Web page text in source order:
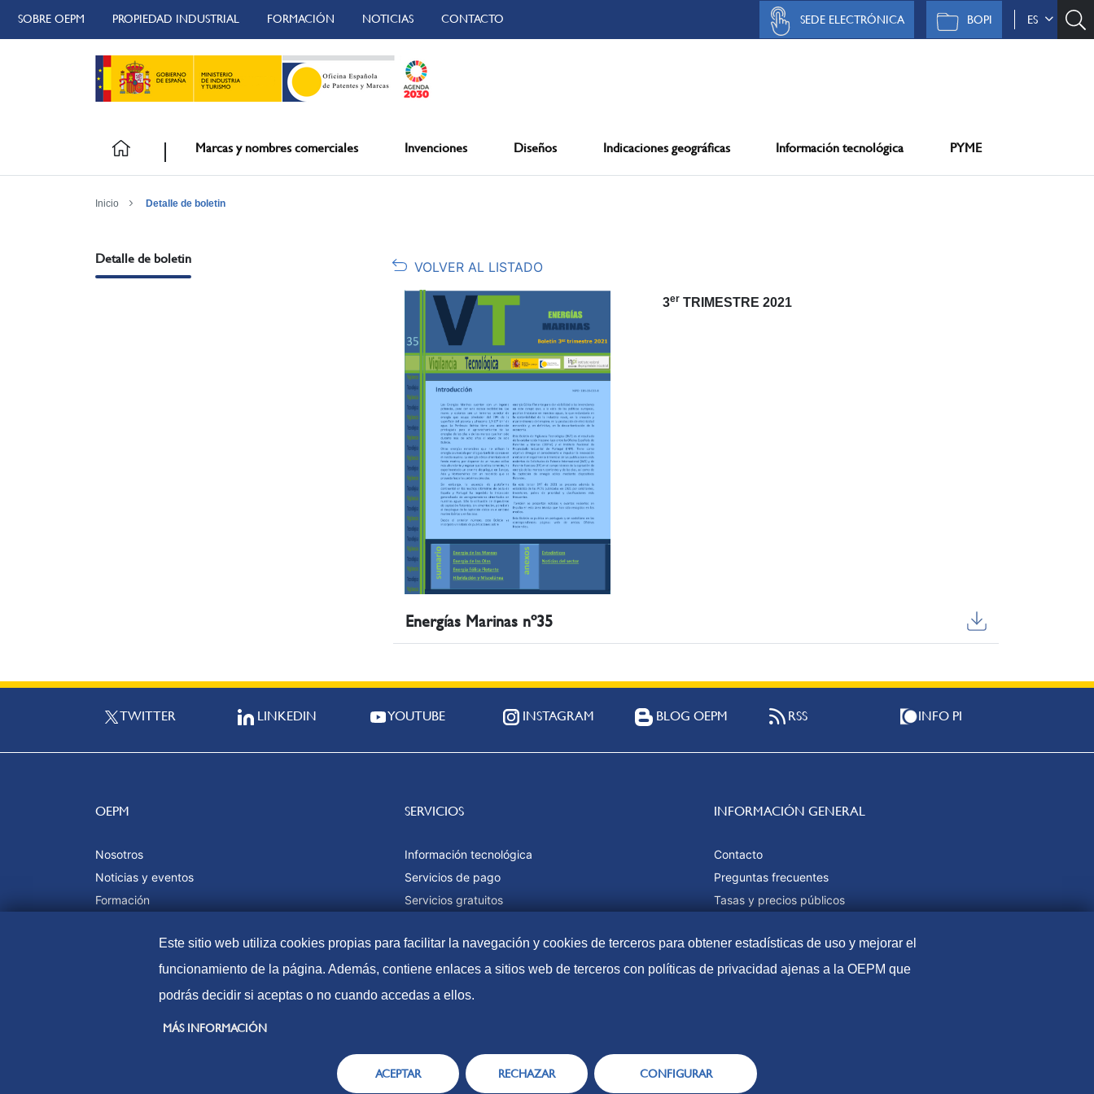
SOBRE OEPM PROPIEDAD INDUSTRIAL FORMACIÓN NOTICIAS CONTACTO ES
BOPI
SEDE ELECTRÓNICA
Marcas y nombres comerciales Invenciones Diseños Indicaciones geográficas Información tecnológica PYME
Inicio Detalle de boletin
Detalle de boletin
VOLVER AL LISTADO
3erTRIMESTRE 2021
Energías Marinas nº35
TWITTER LINKEDIN YOUTUBE INSTAGRAM BLOG OEPM RSS INFO PI
OEPM
Nosotros
Noticias y eventos
Formación
SERVICIOS
Información tecnológica
Servicios de pago
Servicios gratuitos
INFORMACIÓN GENERAL
Contacto
Preguntas frecuentes
Tasas y precios públicos
Mapa web
Este sitio web utiliza cookies propias para facilitar la navegación y cookies de terceros para obtener estadísticas de uso y mejorar el
funcionamiento de la página. Además, contiene enlaces a sitios web de terceros con políticas de privacidad ajenas a la OEPM que
podrás decidir si aceptas o no cuando accedas a ellos.
MÁS INFORMACIÓN
ACEPTAR RECHAZAR CONFIGURAR